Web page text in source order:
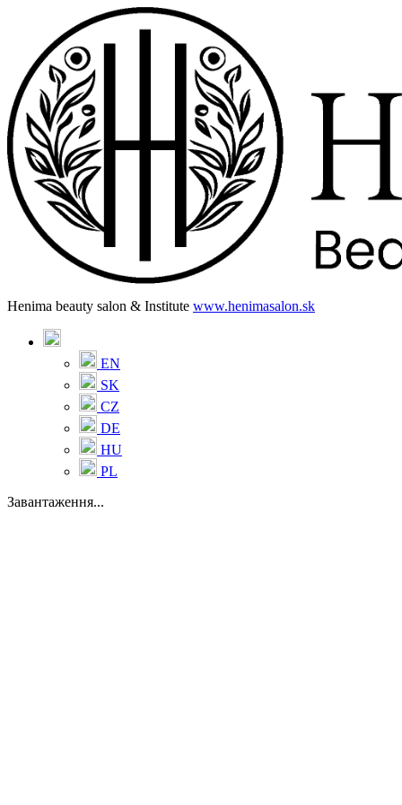
Henima beauty salon & Institute www.henimasalon.sk
EN
SK
CZ
DE
HU
PL
Завантаження...